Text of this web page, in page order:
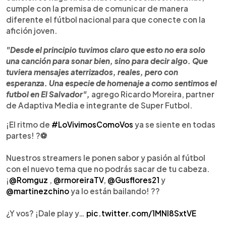
cumple con la premisa de comunicar de manera
diferente el fútbol nacional para que conecte con la
afición joven.
"Desde el principio tuvimos claro que esto no era solo
una canción para sonar bien, sino para decir algo. Que
tuviera mensajes aterrizados, reales, pero con
esperanza. Una especie de homenaje a como sentimos el
futbol en El Salvador", agrego Ricardo Moreira, partner
de Adaptiva Media e integrante de Super Futbol.
¡El ritmo de #LoVivimosComoVos ya se siente en todas
partes! ?⚽
Nuestros streamers le ponen sabor y pasión al fútbol
con el nuevo tema que no podrás sacar de tu cabeza.
¡@Romguz @rmoreiraTV, @Gusflores21 y
@martinezchinoya lo están bailando! ??
¿Y vos? ¡Dale play y… pic.twitter.com/1MNl8SxtVE